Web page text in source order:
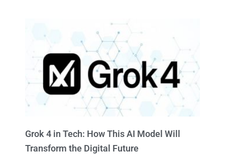
Grok 4 in Tech: How This AI Model Will
Transform the Digital Future